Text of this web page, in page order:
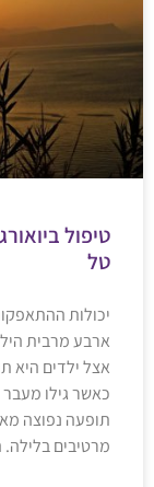
טיפול
טל
יכולות
ארבע מרבית
אצל ילדים היא
כאשר גילו מעבר
מרטיבים